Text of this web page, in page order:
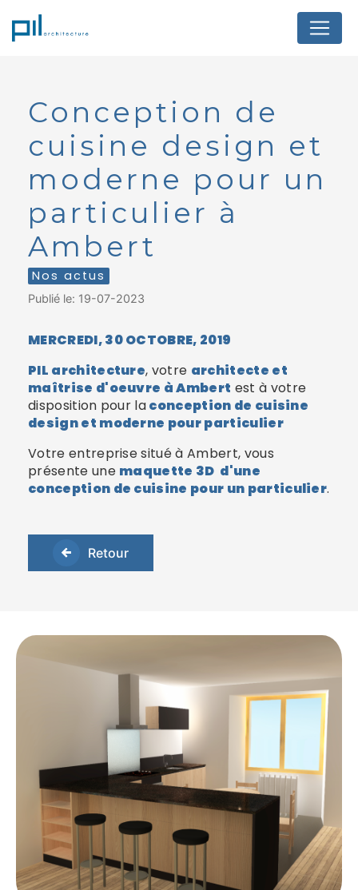
Conception de
cuisine design et
moderne pour un
particulier à
Ambert
Nos actus
Publié le: 19-07-2023
MERCREDI, 30 OCTOBRE, 2019
PIL architecture, votre architecte et
maîtrise d'oeuvre à Ambert est à votre
disposition pour laconception de cuisine
design et moderne pour particulier
Votre entreprise situé à Ambert, vous
présente une maquette 3D d'une
conception de cuisine pour un particulier.
Retour